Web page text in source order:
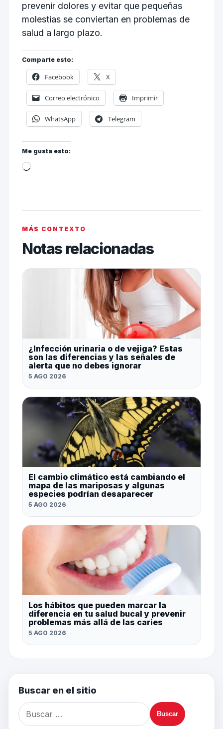
prevenir dolores y evitar que pequeñas
molestias se conviertan en problemas de
salud a largo plazo.
Comparte esto:
Facebook X
Correo electrónico Imprimir
WhatsApp Telegram
Me gusta esto:
MÁS CONTEXTO
Notas relacionadas
¿Infección urinaria o de vejiga? Estas
son las diferencias y las señales de
alerta que no debes ignorar
5 AGO 2026
El cambio climático está cambiando el
mapa de las mariposas y algunas
especies podrían desaparecer
5 AGO 2026
Los hábitos que pueden marcar la
diferencia en tu salud bucal y prevenir
problemas más allá de las caries
5 AGO 2026
Buscar en el sitio